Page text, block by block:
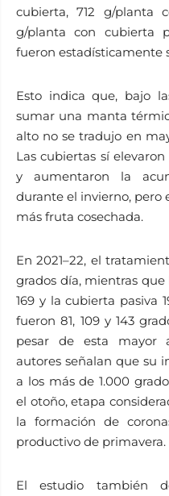
cubierta, 712 g/planta
g/planta con cubierta
fueron estadísticamente
Esto indica que, bajo
sumar una manta
alto no se tradujo en
Las cubiertas sí
y aumentaron la
durante el invierno, pero
más fruta cosechada.
En 2021–22, el
grados día, mientras
169 y la cubierta pasiva
fueron 81, 109 y 143
pesar de esta mayor
autores señalan que su
a los más de 1.000
el otoño, etapa
la formación de
productivo de primavera.
El estudio también